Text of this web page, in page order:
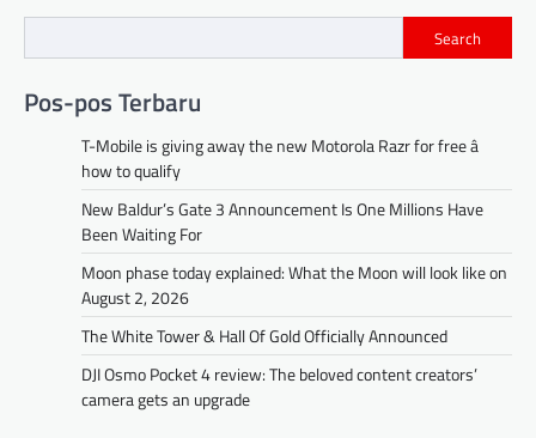
Search
Pos-pos Terbaru
T-Mobile is giving away the new Motorola Razr for free â
how to qualify
New Baldur’s Gate 3 Announcement Is One Millions Have
Been Waiting For
Moon phase today explained: What the Moon will look like on
August 2, 2026
The White Tower & Hall Of Gold Officially Announced
DJI Osmo Pocket 4 review: The beloved content creators’
camera gets an upgrade